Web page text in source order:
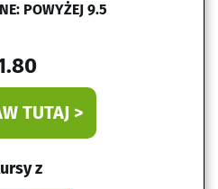
POWYŻEJ 9.5
TUTAJ >
z